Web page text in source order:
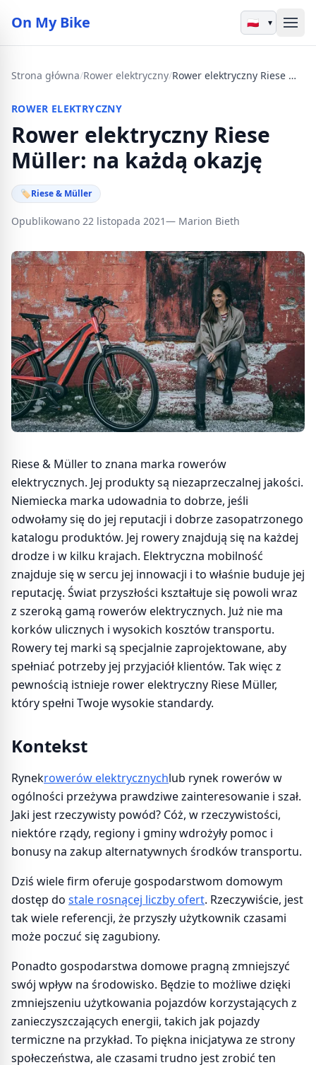
On My Bike ▾
Strona główna/Rower elektryczny/ Rower elektryczny Riese Müller: na każdą okazję
ROWER ELEKTRYCZNY
Rower elektryczny Riese
Müller: na każdą okazję
🏷Riese & Müller
Opublikowano 22 listopada 2021— Marion Bieth
Riese & Müller to znana marka rowerów
elektrycznych. Jej produkty są niezaprzeczalnej jakości.
Niemiecka marka udowadnia to dobrze, jeśli
odwołamy się do jej reputacji i dobrze zasopatrzonego
katalogu produktów. Jej rowery znajdują się na każdej
drodze i w kilku krajach. Elektryczna mobilność
znajduje się w sercu jej innowacji i to właśnie buduje jej
reputację. Świat przyszłości kształtuje się powoli wraz
z szeroką gamą rowerów elektrycznych. Już nie ma
korków ulicznych i wysokich kosztów transportu.
Rowery tej marki są specjalnie zaprojektowane, aby
spełniać potrzeby jej przyjaciół klientów. Tak więc z
pewnością istnieje rower elektryczny Riese Müller,
który spełni Twoje wysokie standardy.
Kontekst
Rynekrowerów elektrycznychlub rynek rowerów w
ogólności przeżywa prawdziwe zainteresowanie i szał.
Jaki jest rzeczywisty powód? Cóż, w rzeczywistości,
niektóre rządy, regiony i gminy wdrożyły pomoc i
bonusy na zakup alternatywnych środków transportu.
Dziś wiele firm oferuje gospodarstwom domowym
dostęp do stale rosnącej liczby ofert. Rzeczywiście, jest
tak wiele referencji, że przyszły użytkownik czasami
może poczuć się zagubiony.
Ponadto gospodarstwa domowe pragną zmniejszyć
swój wpływ na środowisko. Będzie to możliwe dzięki
zmniejszeniu użytkowania pojazdów korzystających z
zanieczyszczających energii, takich jak pojazdy
termiczne na przykład. To piękna inicjatywa ze strony
społeczeństwa, ale czasami trudno jest zrobić ten